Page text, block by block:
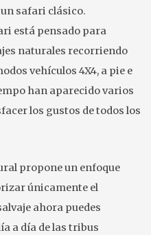
safari clásico.
está pensado para
naturales recorriendo
vehículos 4X4, a pie e
han aparecido varios
los gustos de todos los
propone un enfoque
únicamente el
ahora puedes
a día de las tribus